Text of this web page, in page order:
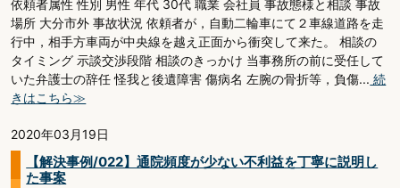
依頼者属性 性別 男性 年代 30代 職業 会社員 事故態様と相談 事故
場所 大分市外 事故状況 依頼者が，自動二輪車にて２車線道路を走
行中，相手方車両が中央線を越え正面から衝突して来た。 相談の
タイミング 示談交渉段階 相談のきっかけ 当事務所の前に受任して
いた弁護士の辞任 怪我と後遺障害 傷病名 左腕の骨折等，負傷... 続
きはこちら≫
2020年03月19日
【解決事例/022】通院頻度が少ない不利益を丁寧に説明し
た事案